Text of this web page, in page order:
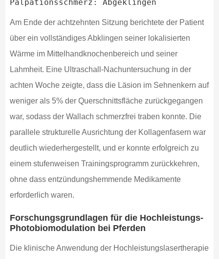
Am Ende der achtzehnten Sitzung berichtete der Patient
über ein vollständiges Abklingen seiner lokalisierten
Wärme im Mittelhandknochenbereich und seiner
Lahmheit. Eine Ultraschall-Nachuntersuchung in der
achten Woche zeigte, dass die Läsion im Sehnenkern auf
weniger als 5% der Querschnittsfläche zurückgegangen
war, sodass der Wallach schmerzfrei traben konnte. Die
parallele strukturelle Ausrichtung der Kollagenfasern war
deutlich wiederhergestellt, und er konnte erfolgreich zu
einem stufenweisen Trainingsprogramm zurückkehren,
ohne dass entzündungshemmende Medikamente
erforderlich waren.
Forschungsgrundlagen für die Hochleistungs-
Photobiomodulation bei Pferden
Die klinische Anwendung der Hochleistungslasertherapie